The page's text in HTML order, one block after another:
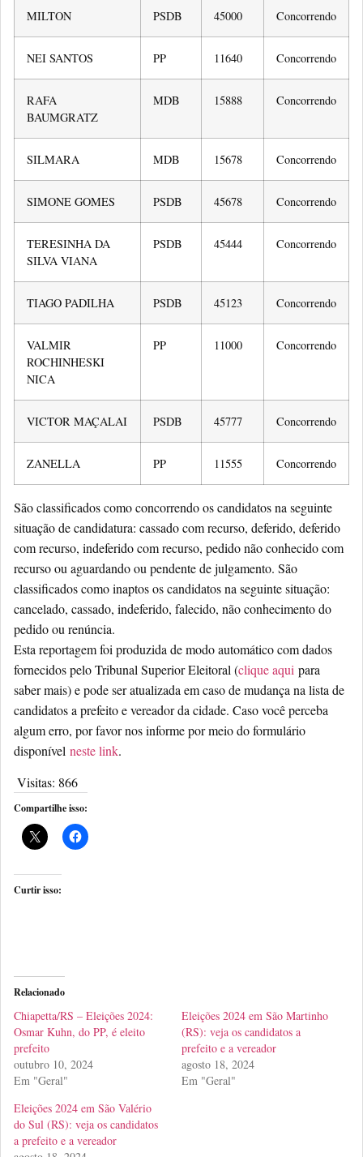
MILTON PSDB 45000 Concorrendo
NEI SANTOS PP 11640 Concorrendo
RAFA
BAUMGRATZ
MDB 15888 Concorrendo
SILMARA MDB 15678 Concorrendo
SIMONE GOMES PSDB 45678 Concorrendo
TERESINHA DA
SILVA VIANA
PSDB 45444 Concorrendo
TIAGO PADILHA PSDB 45123 Concorrendo
VALMIR
ROCHINHESKI
NICA
PP 11000 Concorrendo
VICTOR MAÇALAI PSDB 45777 Concorrendo
ZANELLA PP 11555 Concorrendo
São classificados como concorrendo os candidatos na seguinte
situação de candidatura: cassado com recurso, deferido, deferido
com recurso, indeferido com recurso, pedido não conhecido com
recurso ou aguardando ou pendente de julgamento. São
classificados como inaptos os candidatos na seguinte situação:
cancelado, cassado, indeferido, falecido, não conhecimento do
pedido ou renúncia.
Esta reportagem foi produzida de modo automático com dados
fornecidos pelo Tribunal Superior Eleitoral (clique aqui para
saber mais) e pode ser atualizada em caso de mudança na lista de
candidatos a prefeito e vereador da cidade. Caso você perceba
algum erro, por favor nos informe por meio do formulário
disponível neste link.
Visitas: 866
Compartilhe isso:
Curtir isso:
Relacionado
Chiapetta/RS – Eleições 2024:
Osmar Kuhn, do PP, é eleito
prefeito
outubro 10, 2024
Em "Geral"
Eleições 2024 em São Martinho
(RS): veja os candidatos a
prefeito e a vereador
agosto 18, 2024
Em "Geral"
Eleições 2024 em São Valério
do Sul (RS): veja os candidatos
a prefeito e a vereador